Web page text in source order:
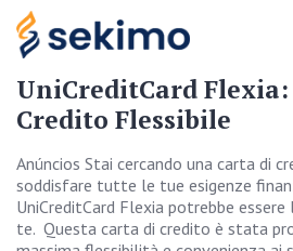
UniCreditCard
Credito Flessibile
Anúncios Stai cercando una carta di
soddisfare tutte le tue esigenze
UniCreditCard Flexia potrebbe
te. Questa carta di credito è stata